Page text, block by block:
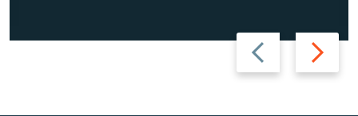
Назад Вперед